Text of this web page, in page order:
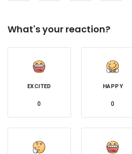
What's your reaction?
EXCITED
0
HAPPY
0